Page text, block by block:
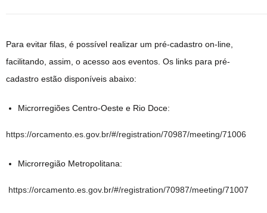
Para evitar filas, é possível realizar um pré-cadastro on-line,
facilitando, assim, o acesso aos eventos. Os links para pré-
cadastro estão disponíveis abaixo:
Microrregiões Centro-Oeste e Rio Doce:
https://orcamento.es.gov.br/#/registration/70987/meeting/71006
Microrregião Metropolitana:
https://orcamento.es.gov.br/#/registration/70987/meeting/71007